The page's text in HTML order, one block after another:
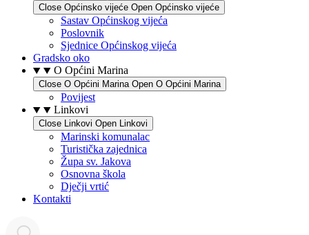
Close Općinsko vijeće Open Općinsko vijeće
Sastav Općinskog vijeća
Poslovnik
Sjednice Općinskog vijeća
Gradsko oko
O Općini Marina
Close O Općini Marina Open O Općini Marina
Povijest
Linkovi
Close Linkovi Open Linkovi
Marinski komunalac
Turistička zajednica
Župa sv. Jakova
Osnovna škola
Dječji vrtić
Kontakti